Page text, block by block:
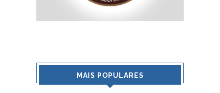
MAIS POPULARES